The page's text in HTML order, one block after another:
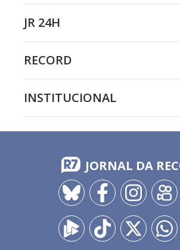
JR 24H
RECORD
INSTITUCIONAL
JORNAL DA